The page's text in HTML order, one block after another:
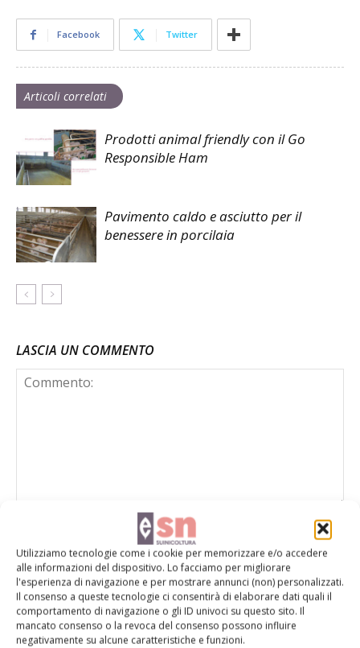
Utilizziamo tecnologie come i cookie per memorizzare e/o accedere
alle informazioni del dispositivo. Lo facciamo per migliorare
l'esperienza di navigazione e per mostrare annunci (non) personalizzati.
Il consenso a queste tecnologie ci consentirà di elaborare dati quali il
comportamento di navigazione o gli ID univoci su questo sito. Il
mancato consenso o la revoca del consenso possono influire
negativamente su alcune caratteristiche e funzioni.
Facebook Twitter
Articoli correlati
Prodotti animal friendly con il Go
Responsible Ham
Pavimento caldo e asciutto per il
benessere in porcilaia
LASCIA UN COMMENTO